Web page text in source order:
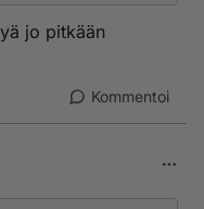
yksiköissä,
on se tuttu ja
kaliiperinvaihto
jo pitkään
Kommentoi